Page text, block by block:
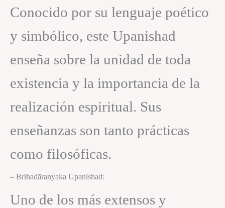
Conocido por su lenguaje poético
y simbólico, este Upanishad
enseña sobre la unidad de toda
existencia y la importancia de la
realización espiritual. Sus
enseñanzas son tanto prácticas
como filosóficas.
– Brihadāranyaka Upanishad:
Uno de los más extensos y